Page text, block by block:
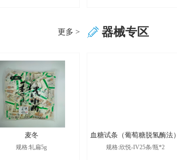
更多 >
麦冬
规格:轧扁5g
器械专区
血糖试条（葡萄糖脱氢酶法）
规格:欣悦-IV25条/瓶*2